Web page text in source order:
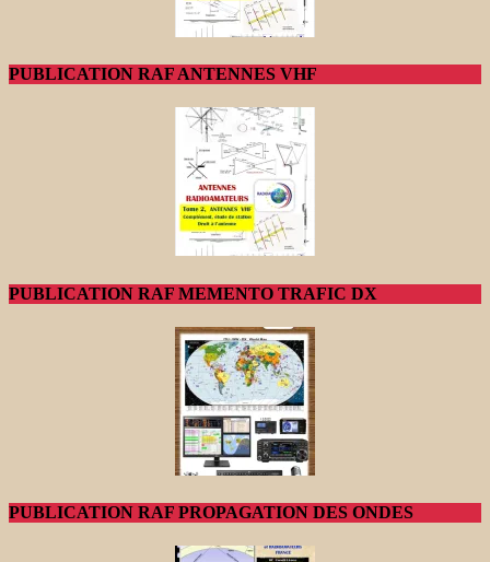
PUBLICATION RAF ANTENNES VHF
PUBLICATION RAF MEMENTO TRAFIC DX
PUBLICATION RAF PROPAGATION DES ONDES